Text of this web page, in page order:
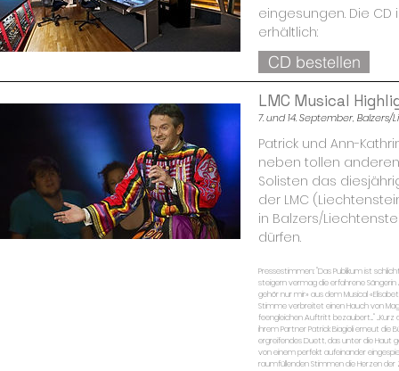
eingesungen. Die CD
erhältlich:
CD bestellen
LMC Musical
7. und 14. September, Balzers/Li
Patrick und Ann-
neben tollen
Solisten das
der LMC
in Balzers/
dürfen.
Pressestimmen: "Das Publikum ist
steigern vermag die erfahrene Sängerin
gehör nur mir» aus dem Musical
Stimme verbreitet einen Hauch von
feengleichen Auftritt bezaubert..."
ihrem Partner Patrick Biagioli erneut die
ergreifendes Duett, das unter die Haut
von einem perfekt aufeinander
raumfüllenden Stimmen die Herzen der